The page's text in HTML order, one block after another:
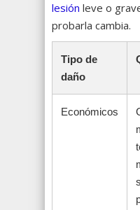
lesión leve o
probarla cambia.
Tipo de
daño
Económicos